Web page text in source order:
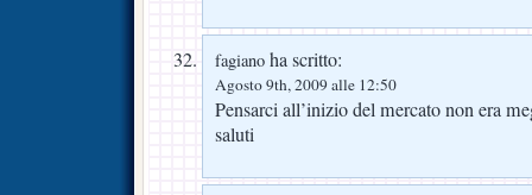
fagiano ha scritto:
Agosto 9th, 2009 alle 12:50
Pensarci all’inizio del mercato non era
saluti